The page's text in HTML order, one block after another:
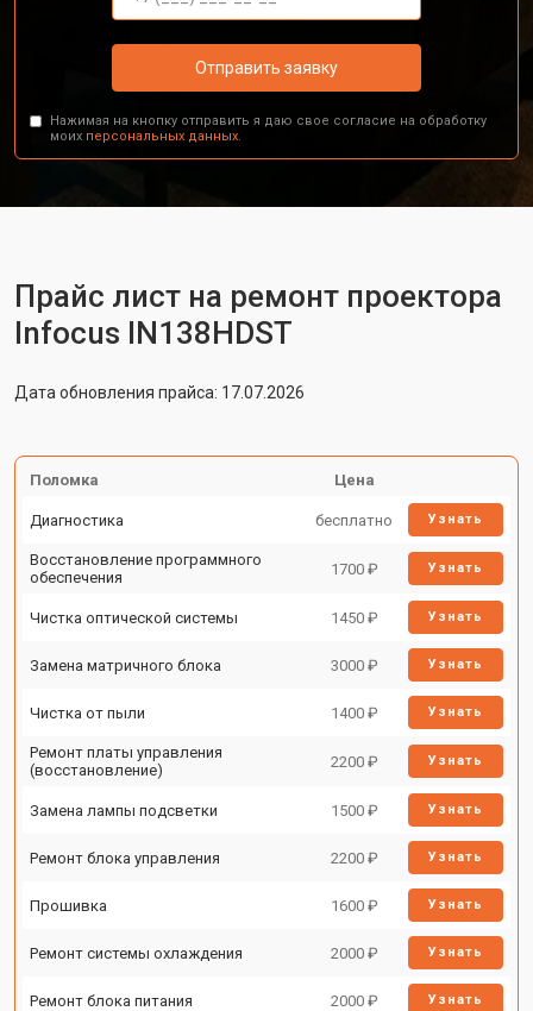
Отправить заявку
Нажимая на кнопку отправить я даю свое согласие на обработку
моих персональных данных.
Прайс лист на ремонт проектора
Infocus IN138HDST
Дата обновления прайса: 17.07.2026
Поломка Цена
Диагностика бесплатно Узнать
Восстановление программного
обеспечения
1700 ₽ Узнать
Чистка оптической системы 1450 ₽ Узнать
Замена матричного блока 3000 ₽ Узнать
Чистка от пыли 1400 ₽ Узнать
Ремонт платы управления
(восстановление)
2200 ₽ Узнать
Замена лампы подсветки 1500 ₽ Узнать
Ремонт блока управления 2200 ₽ Узнать
Прошивка 1600 ₽ Узнать
Ремонт системы охлаждения 2000 ₽ Узнать
Ремонт блока питания 2000 ₽ Узнать